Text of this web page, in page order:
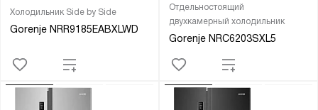
Холодильник Side by Side
Gorenje NRR9185EABXLWD
Отдельностоящий
двухкамерный холодильник
Gorenje NRC6203SXL5